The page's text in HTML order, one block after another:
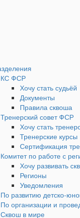
КС ФСР
Хочу стать судьёй
Документы
Правила сквоша
Тренерский совет ФСР
Хочу стать
Тренерские курсы
Сертификация
Комитет по работе с
Хочу развивать
Регионы
Уведомления
По развитию детско-
По организации и
Сквош в мире